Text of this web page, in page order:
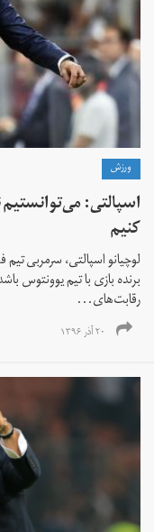
ورزش
اسپالتی:
کنیم
لوچیانو اسپالتی، سرمربی
برنده بازی با تیم یوونتوس
رقابت‌های...
۲۰ آذر ۱۳۹۶